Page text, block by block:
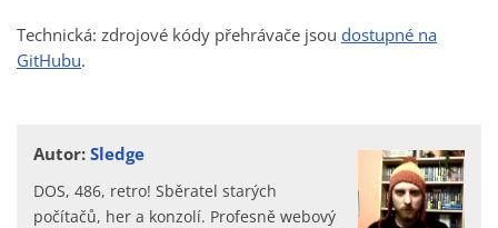
Technická: zdrojové kódy přehrávače jsou dostupné na
GitHubu.
Autor:Sledge
DOS, 486, retro! Sběratel starých
počítačů, her a konzolí. Profesně webový